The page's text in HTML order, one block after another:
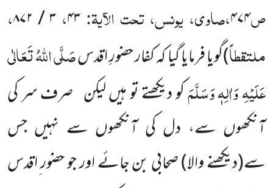
ص۴۷۴،صاوی، یونس، تحت الآیۃ: ۴۳، ۳ / ۸۷۲
،
ملتقطاً)گویا فرمایا گیا کہ کفار حضورِ اقدسصَلَّی اللہُ تَعَالٰی
عَلَیْہِ وَاٰلِہٖ وَسَلَّمَکو دیکھتے تو ہیں لیکن صرف سر کی
آنکھوں سے، دل کی آنکھوں سے نہیں جس
سے(دیکھنے والا)صحابی بن جائے اور جو حضور ِاقدس